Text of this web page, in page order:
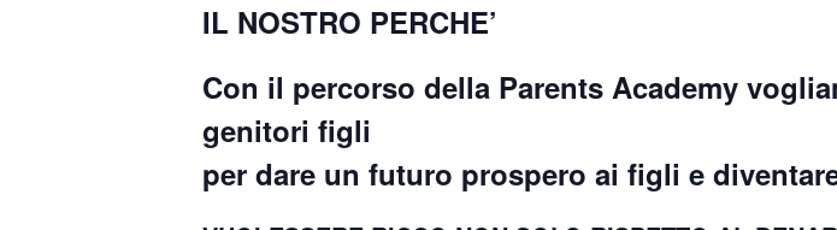
IL NOSTRO PERCHE’
Con il percorso della Parents Academy
genitori figli
per dare un futuro prospero ai figli e